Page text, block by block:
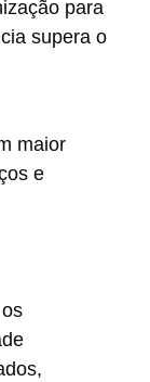
para
supera o
maior
e